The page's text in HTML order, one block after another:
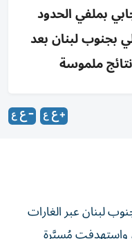
بملفي الحدود
بجنوب لبنان بعد
واستهدفت مُسيَّرة